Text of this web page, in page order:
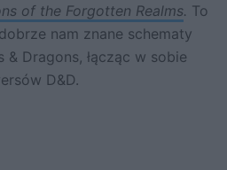
of the Forgotten Realms. To
nam znane schematy
Dragons, łącząc w sobie
D&D.